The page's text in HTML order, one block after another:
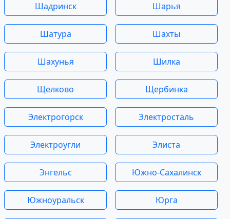
Шадринск Шарья
Шатура Шахты
Шахунья Шилка
Щелково Щербинка
Электрогорск Электросталь
Электроугли Элиста
Энгельс Южно-Сахалинск
Южноуральск Юрга